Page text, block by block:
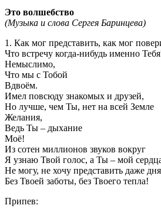
Это волшебство
(Музыка и слова Сергея Баринцева)
1. Как мог представить, как мог
Что встречу когда-нибудь именно
Немыслимо,
Что мы с Тобой
Вдвоём.
Имел повсюду знакомых и друзей,
Но лучше, чем Ты, нет на всей Земле
Желания,
Ведь Ты – дыхание
Моё!
Из сотен миллионов звуков вокруг
Я узнаю Твой голос, а Ты – мой
Не могу, не хочу представить даже дня
Без Твоей заботы, без Твоего тепла!
Припев: